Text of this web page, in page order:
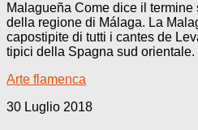
Malagueña Come dice il
della regione di Málaga. La
capostipite di tutti i cantes de
tipici della Spagna sud orientale.
Arte flamenca
30 Luglio 2018